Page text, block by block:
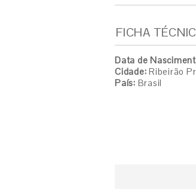
FICHA
Data de
Cidade: Ribeirão
País: Brasil